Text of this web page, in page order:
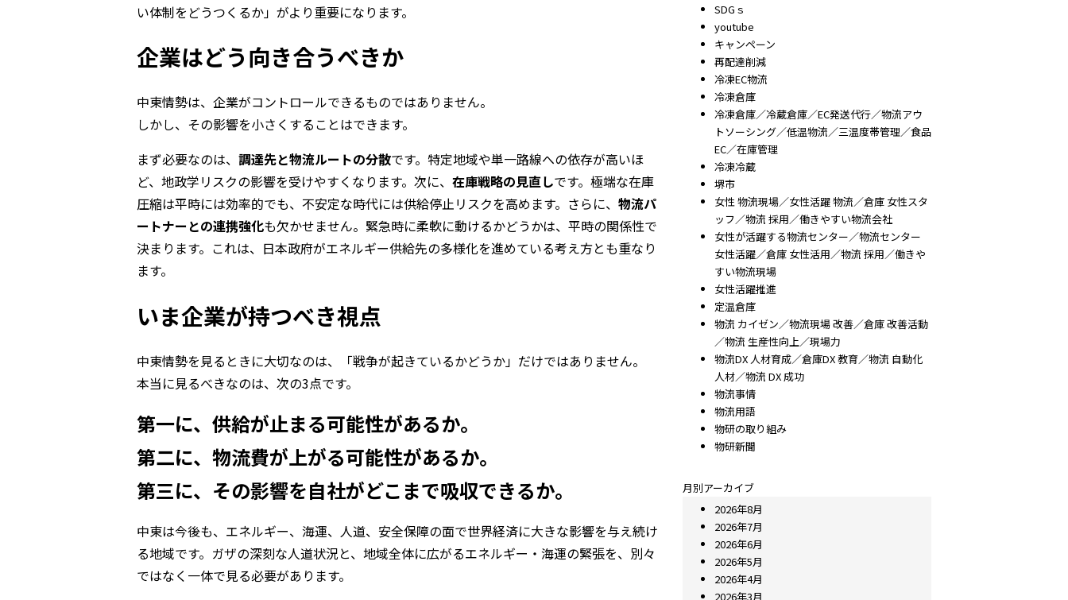
い体制をどうつくるか」がより重要になります。
企業はどう向き合うべきか
中東情勢は、企業がコントロールできるものではありません。
しかし、その影響を小さくすることはできます。
まず必要なのは、 調達先と物流ルートの分散です。特定地域や単一路線への依存が高いほ
ど、地政学リスクの影響を受けやすくなります。次に、 在庫戦略の見直しです。極端な在庫
圧縮は平時には効率的でも、不安定な時代には供給停止リスクを高めます。さらに、 物流パ
ートナーとの連携強化も欠かせません。緊急時に柔軟に動けるかどうかは、平時の関係性で
決まります。これは、日本政府がエネルギー供給先の多様化を進めている考え方とも重なり
ます。
いま企業が持つべき視点
中東情勢を見るときに大切なのは、「戦争が起きているかどうか」だけではありません。
本当に見るべきなのは、次の3点です。
第一に、供給が止まる可能性があるか。
第二に、物流費が上がる可能性があるか。
第三に、その影響を自社がどこまで吸収できるか。
中東は今後も、エネルギー、海運、人道、安全保障の面で世界経済に大きな影響を与え続け
る地域です。ガザの深刻な人道状況と、地域全体に広がるエネルギー・海運の緊張を、別々
ではなく一体で見る必要があります。
SDGｓ
youtube
キャンペーン
再配達削減
冷凍EC物流
冷凍倉庫
冷凍倉庫／冷蔵倉庫／EC発送代行／物流アウ
トソーシング／低温物流／三温度帯管理／食品
EC／在庫管理
冷凍冷蔵
堺市
女性 物流現場／女性活躍 物流／倉庫 女性スタ
ッフ／物流 採用／働きやすい物流会社
女性が活躍する物流センター／物流センター
女性活躍／倉庫 女性活用／物流 採用／働きや
すい物流現場
女性活躍推進
定温倉庫
物流 カイゼン／物流現場 改善／倉庫 改善活動
／物流 生産性向上／現場力
物流DX 人材育成／倉庫DX 教育／物流 自動化
人材／物流 DX 成功
物流事情
物流用語
物研の取り組み
物研新聞
月別アーカイブ
2026年8月
2026年7月
2026年6月
2026年5月
2026年4月
2026年3月